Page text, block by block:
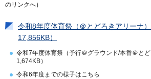
のリンクへ）
令和8年度体育祭（＠とどろきアリーナ）
17,856KB）
令和7年度体育祭（予行＠グラウンド/本番＠と
1,674KB）
令和6年度までの様子はこちら